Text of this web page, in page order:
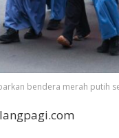
bendera merah putih